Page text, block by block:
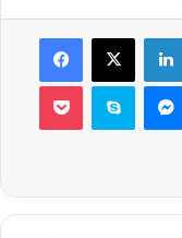
Facebook
X
Pocket Skype